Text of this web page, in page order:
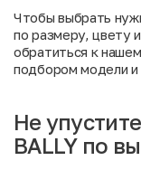
Чтобы выбрать
по размеру, цвету
обратиться к
подбором модели и
Не
BALLY по